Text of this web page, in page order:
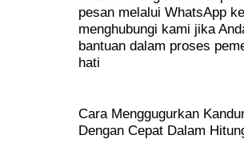
pesan melalui WhatsApp
menghubungi kami jika
bantuan dalam proses
hati
Cara Menggugurkan
Dengan Cepat Dalam